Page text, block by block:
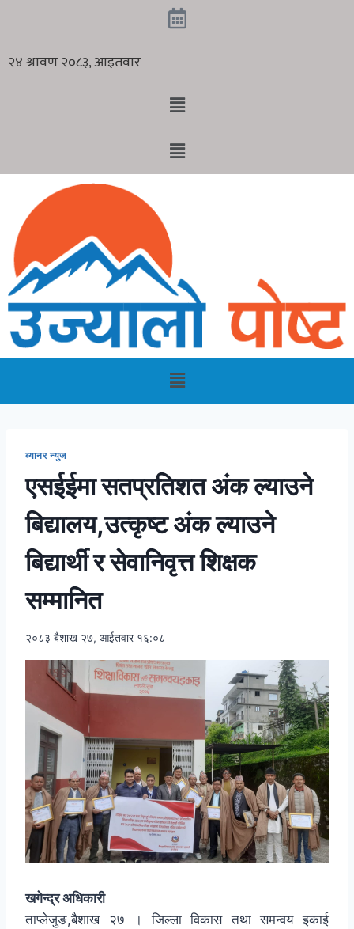
ब्यानर न्युज
एसईईमा सतप्रतिशत अंक ल्याउने
बिद्यालय,उत्कृष्ट अंक ल्याउने
बिद्यार्थी र सेवानिवृत्त शिक्षक
सम्मानित
२०८३ बैशाख २७, आईतवार १६:०८
खगेन्द्र अधिकारी
ताप्लेजुङ,बैशाख २७ । जिल्ला विकास तथा समन्वय इकाई